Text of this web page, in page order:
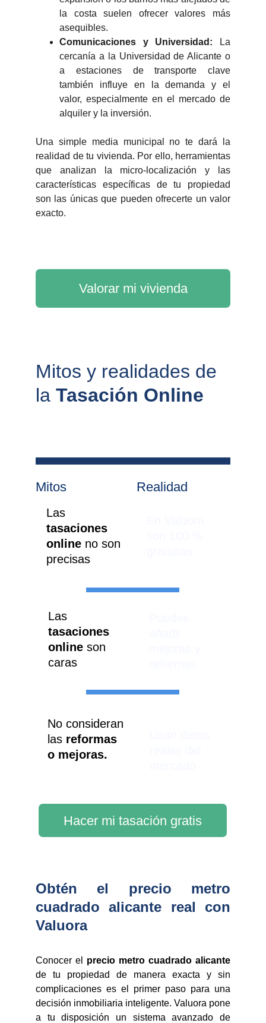
la costa suelen ofrecer valores más
asequibles.
Comunicaciones y Universidad: La
cercanía a la Universidad de Alicante o
a estaciones de transporte clave
también influye en la demanda y el
valor, especialmente en el mercado de
alquiler y la inversión.
Una simple media municipal no te dará la
realidad de tu vivienda. Por ello, herramientas
que analizan la micro-localización y las
características específicas de tu propiedad
son las únicas que pueden ofrecerte un valor
exacto.
Valorar mi vivienda
Hacer mi tasación gratis
Mitos y realidades de
la Tasación Online
Mitos Realidad
Las
tasaciones
online no son
precisas
Las
tasaciones
online son
caras
No consideran
las reformas
o mejoras.
Obtén el precio metro
cuadrado alicante real con
Valuora
Conocer el precio metro cuadrado alicante
de tu propiedad de manera exacta y sin
complicaciones es el primer paso para una
decisión inmobiliaria inteligente. Valuora pone
a tu disposición un sistema avanzado de